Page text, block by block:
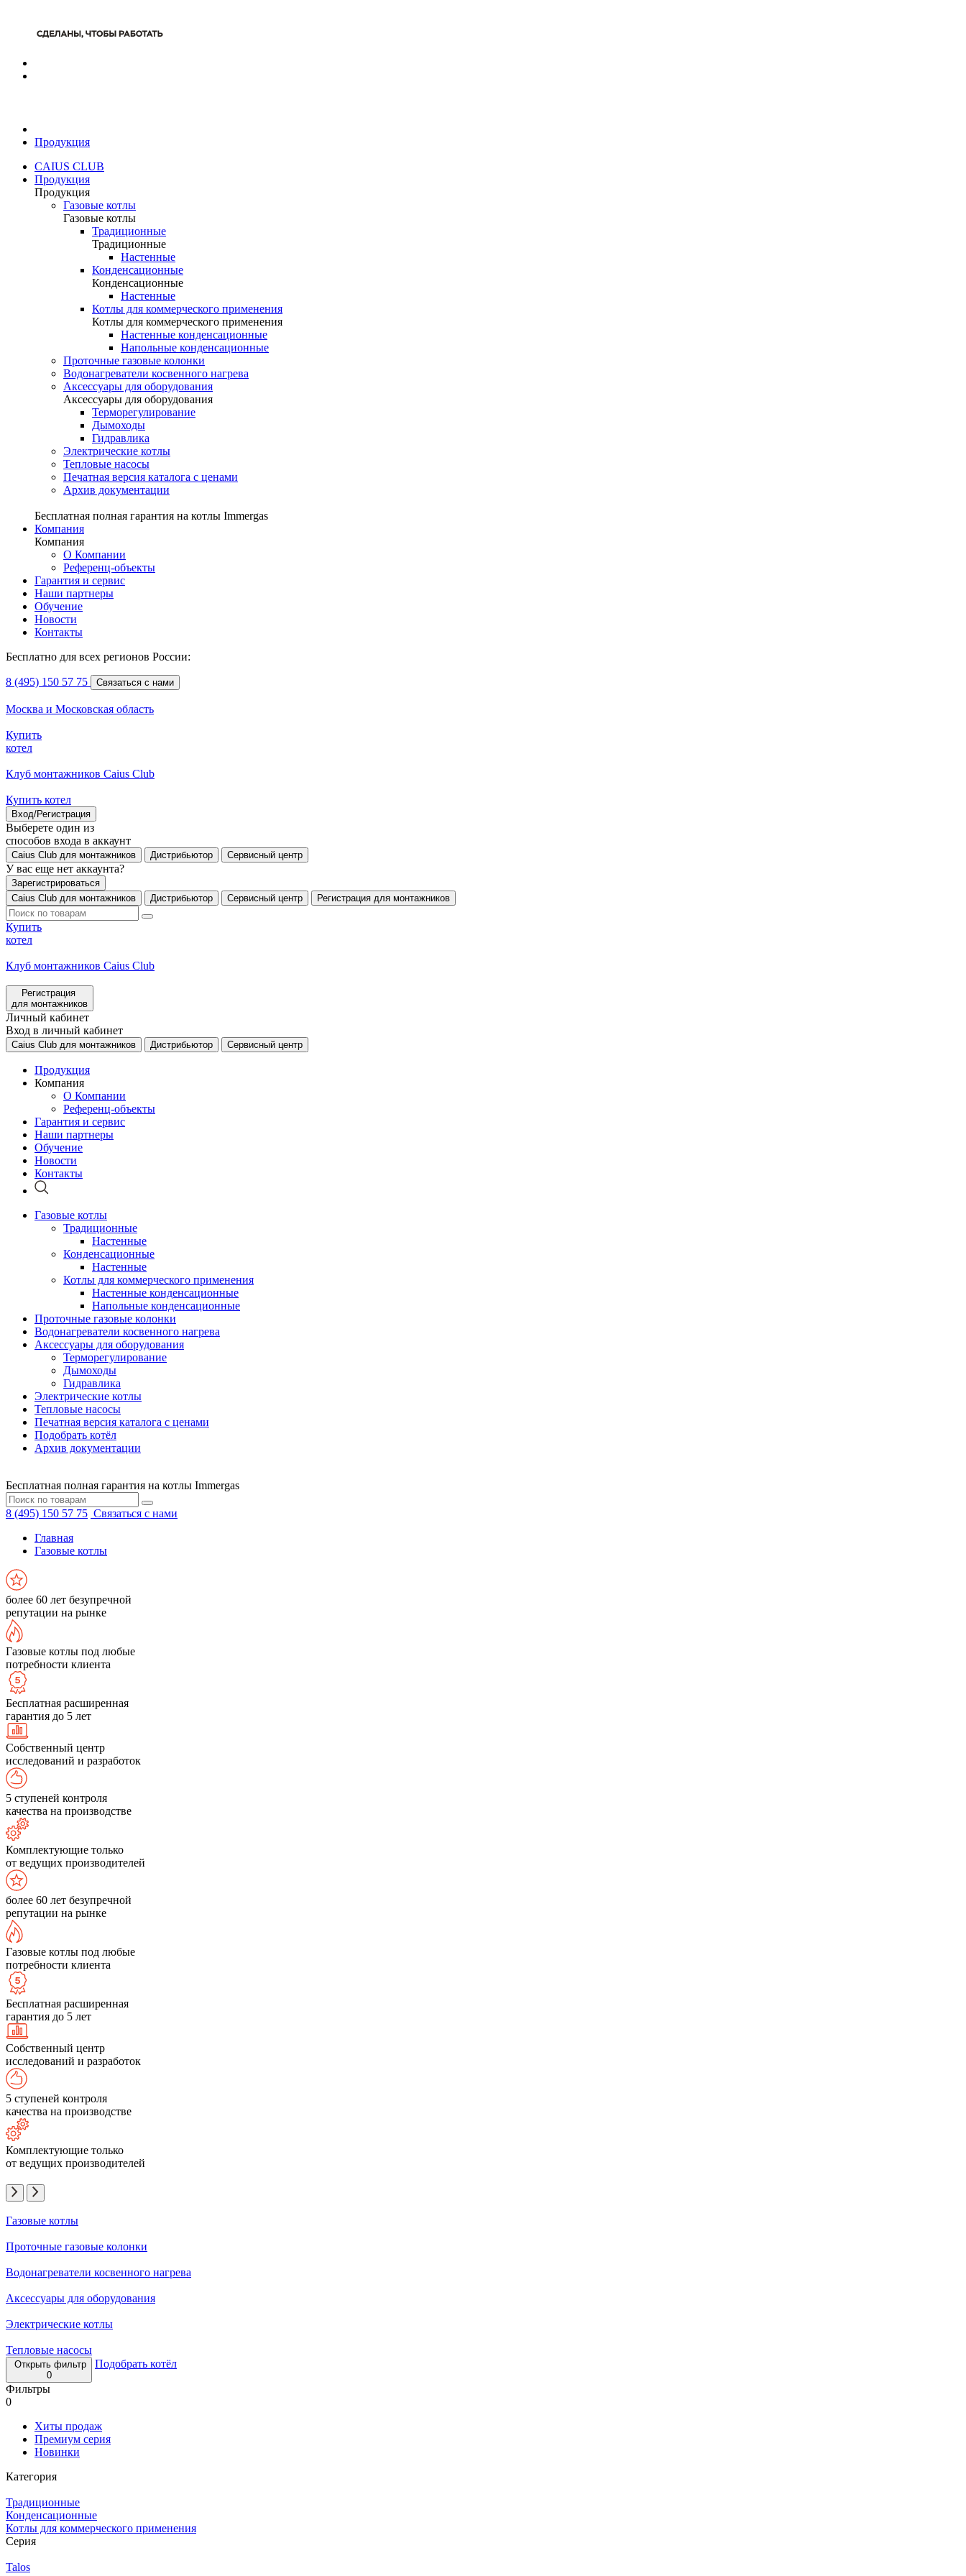
Продукция
CAIUS CLUB
Продукция
Продукция
Газовые котлы
Газовые котлы
Традиционные
Традиционные
Настенные
Конденсационные
Конденсационные
Настенные
Котлы для коммерческого применения
Котлы для коммерческого применения
Настенные конденсационные
Напольные конденсационные
Проточные газовые колонки
Водонагреватели косвенного нагрева
Аксессуары для оборудования
Аксессуары для оборудования
Терморегулирование
Дымоходы
Гидравлика
Электрические котлы
Тепловые насосы
Печатная версия каталога с ценами
Архив документации
Бесплатная полная гарантия на котлы Immergas
Компания
Компания
О Компании
Референц-объекты
Гарантия и сервис
Наши партнеры
Обучение
Новости
Контакты
Бесплатно для всех регионов России:
8 (495) 150 57 75 Связаться с нами
Москва и Московская область
Купить
котел
Клуб монтажников Caius Club
Купить котел
Вход/Регистрация
Выберете один из
способов входа в аккаунт
Caius Club для монтажников Дистрибьютор Сервисный центр
У вас еще нет аккаунта?
Зарегистрироваться
Caius Club для монтажников
Дистрибьютор Сервисный центр Регистрация для монтажников
Купить
котел
Клуб монтажников Caius Club
Регистрация
для монтажников
Личный кабинет
Вход в личный кабинет
Caius Club для монтажников Дистрибьютор Сервисный центр
Продукция
Компания
О Компании
Референц-объекты
Гарантия и сервис
Наши партнеры
Обучение
Новости
Контакты
Газовые котлы
Традиционные
Настенные
Конденсационные
Настенные
Котлы для коммерческого применения
Настенные конденсационные
Напольные конденсационные
Проточные газовые колонки
Водонагреватели косвенного нагрева
Аксессуары для оборудования
Терморегулирование
Дымоходы
Гидравлика
Электрические котлы
Тепловые насосы
Печатная версия каталога с ценами
Подобрать котёл
Архив документации
Бесплатная полная гарантия на котлы Immergas
8 (495) 150 57 75 Связаться с нами
Главная
Газовые котлы
более 60 лет безупречной
репутации на рынке
Газовые котлы под любые
потребности клиента
Бесплатная расширенная
гарантия до 5 лет
Собственный центр
исследований и разработок
5 ступеней контроля
качества на производстве
Комплектующие только
от ведущих производителей
более 60 лет безупречной
репутации на рынке
Газовые котлы под любые
потребности клиента
Бесплатная расширенная
гарантия до 5 лет
Собственный центр
исследований и разработок
5 ступеней контроля
качества на производстве
Комплектующие только
от ведущих производителей
Газовые котлы
Проточные газовые колонки
Водонагреватели косвенного нагрева
Аксессуары для оборудования
Электрические котлы
Тепловые насосы
Открыть фильтр
0
Подобрать котёл
Фильтры
0
Хиты продаж
Премиум серия
Новинки
Категория
Традиционные
Конденсационные
Котлы для коммерческого применения
Серия
Talos